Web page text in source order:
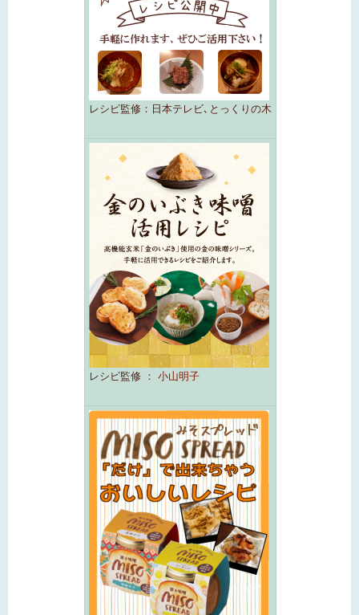
レシピ監修：日本テレビ､とっくりの木
レシピ監修 ： 小山明子